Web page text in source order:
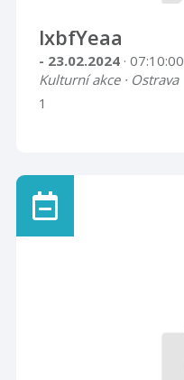
lxbfYeaa
- 23.02.2024 · 07:10:00
Kulturní akce · Ostrava
1